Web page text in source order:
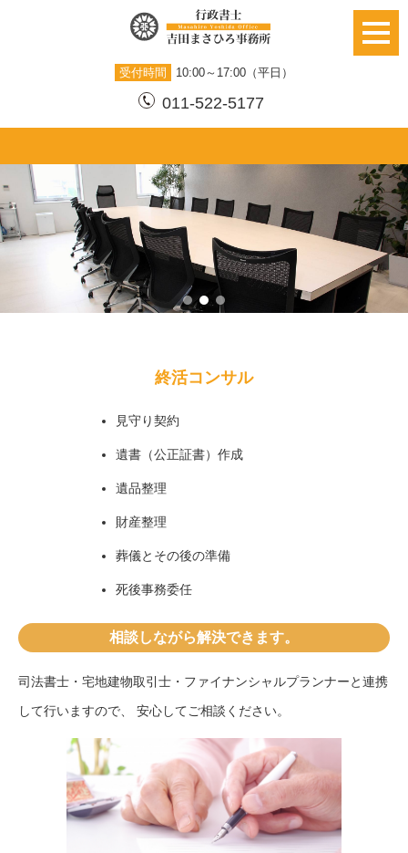
受付時間 10:00～17:00（平日）
011-522-5177
終活コンサル
見守り契約
遺書（公正証書）作成
遺品整理
財産整理
葬儀とその後の準備
死後事務委任
相談しながら解決できます。
司法書士・宅地建物取引士・ファイナンシャルプランナーと連携
して行いますので、 安心してご相談ください。